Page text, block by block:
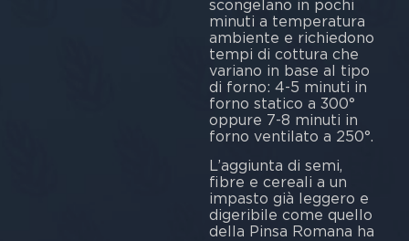
scongelano in pochi
minuti a temperatura
ambiente e richiedono
tempi di cottura che
variano in base al tipo
di forno: 4-5 minuti in
forno statico a 300°
oppure 7-8 minuti in
forno ventilato a 250°.
L’aggiunta di semi,
fibre e cereali a un
impasto già leggero e
digeribile come quello
della Pinsa Romana ha